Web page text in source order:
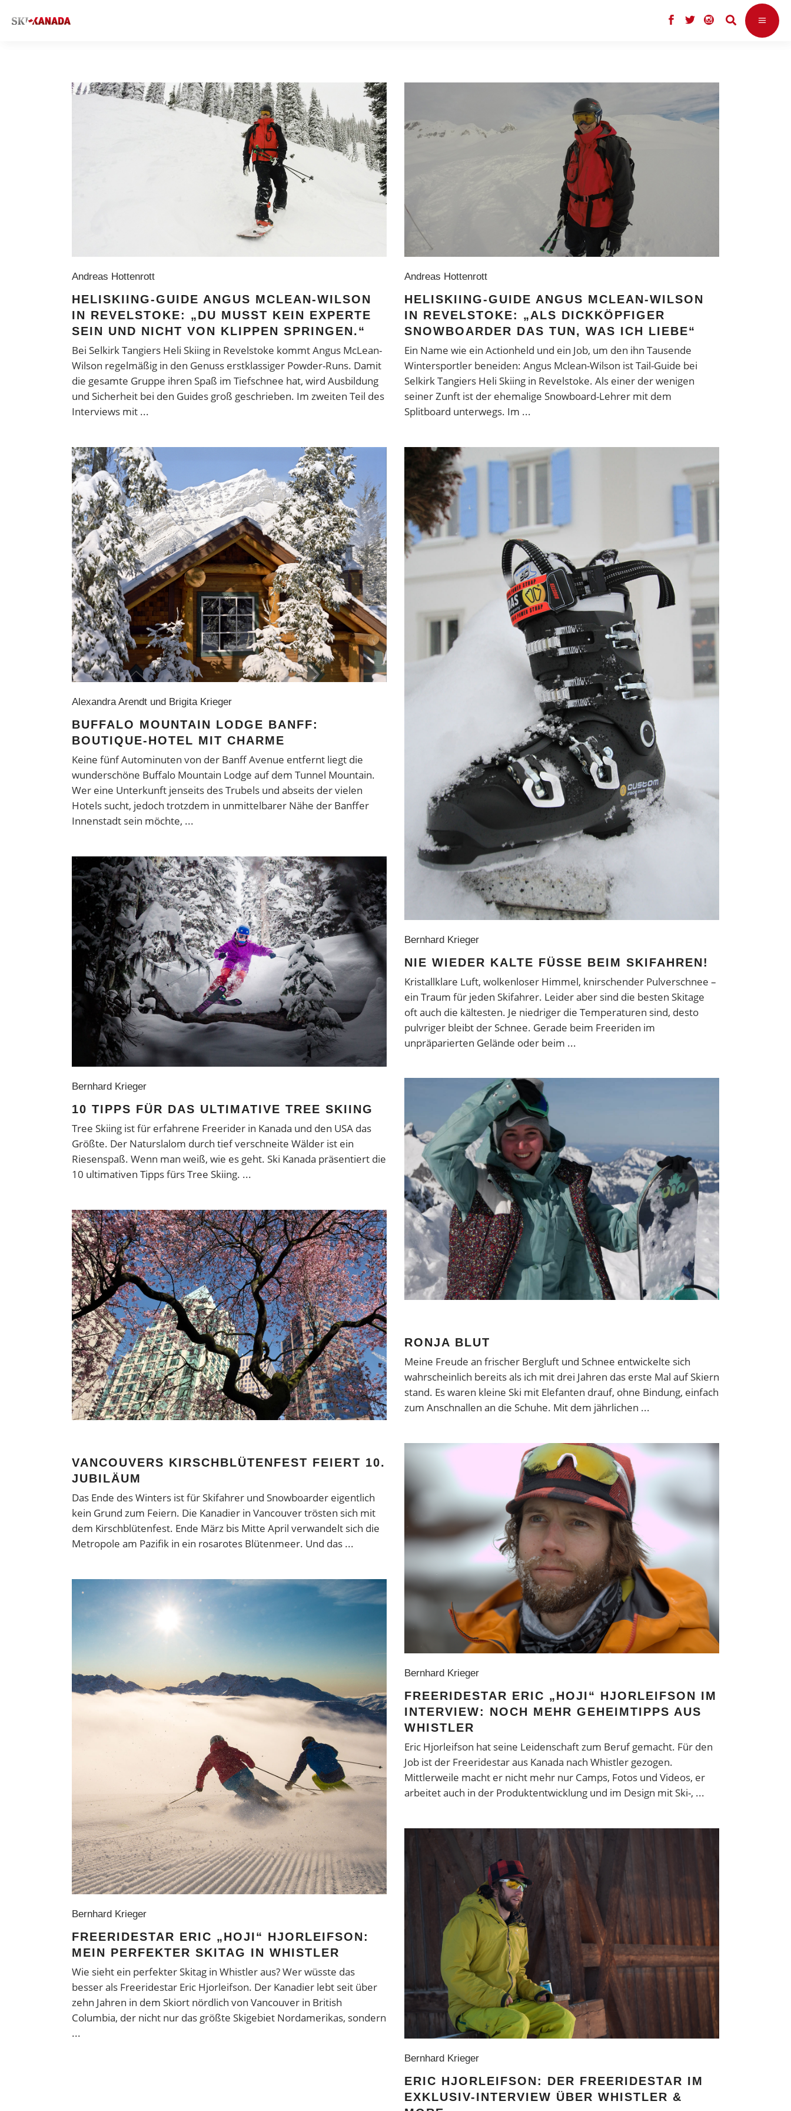
Andreas Hottenrott
HELISKIING-GUIDE ANGUS MCLEAN-WILSON
IN REVELSTOKE: „DU MUSST KEIN EXPERTE
SEIN UND NICHT VON KLIPPEN SPRINGEN.“
Bei Selkirk Tangiers Heli Skiing in Revelstoke kommt Angus McLean-
Wilson regelmäßig in den Genuss erstklassiger Powder-Runs. Damit
die gesamte Gruppe ihren Spaß im Tiefschnee hat, wird Ausbildung
und Sicherheit bei den Guides groß geschrieben. Im zweiten Teil des
Interviews mit
Andreas Hottenrott
HELISKIING-GUIDE ANGUS MCLEAN-WILSON
IN REVELSTOKE: „ALS DICKKÖPFIGER
SNOWBOARDER DAS TUN, WAS ICH LIEBE“
Ein Name wie ein Actionheld und ein Job, um den ihn Tausende
Wintersportler beneiden: Angus Mclean-Wilson ist Tail-Guide bei
Selkirk Tangiers Heli Skiing in Revelstoke. Als einer der wenigen
seiner Zunft ist der ehemalige Snowboard-Lehrer mit dem
Splitboard unterwegs. Im
Alexandra Arendt und Brigita Krieger
BUFFALO MOUNTAIN LODGE BANFF:
BOUTIQUE-HOTEL MIT CHARME
Keine fünf Autominuten von der Banff Avenue entfernt liegt die
wunderschöne Buffalo Mountain Lodge auf dem Tunnel Mountain.
Wer eine Unterkunft jenseits des Trubels und abseits der vielen
Hotels sucht, jedoch trotzdem in unmittelbarer Nähe der Banffer
Innenstadt sein möchte,
Bernhard Krieger
NIE WIEDER KALTE FÜSSE BEIM SKIFAHREN!
Kristallklare Luft, wolkenloser Himmel, knirschender Pulverschnee –
ein Traum für jeden Skifahrer. Leider aber sind die besten Skitage
oft auch die kältesten. Je niedriger die Temperaturen sind, desto
pulvriger bleibt der Schnee. Gerade beim Freeriden im
unpräparierten Gelände oder beim
Bernhard Krieger
10 TIPPS FÜR DAS ULTIMATIVE TREE SKIING
Tree Skiing ist für erfahrene Freerider in Kanada und den USA das
Größte. Der Naturslalom durch tief verschneite Wälder ist ein
Riesenspaß. Wenn man weiß, wie es geht. Ski Kanada präsentiert die
10 ultimativen Tipps fürs Tree Skiing.
RONJA BLUT
Meine Freude an frischer Bergluft und Schnee entwickelte sich
wahrscheinlich bereits als ich mit drei Jahren das erste Mal auf Skiern
stand. Es waren kleine Ski mit Elefanten drauf, ohne Bindung, einfach
zum Anschnallen an die Schuhe. Mit dem jährlichen
VANCOUVERS KIRSCHBLÜTENFEST FEIERT 10.
JUBILÄUM
Das Ende des Winters ist für Skifahrer und Snowboarder eigentlich
kein Grund zum Feiern. Die Kanadier in Vancouver trösten sich mit
dem Kirschblütenfest. Ende März bis Mitte April verwandelt sich die
Metropole am Pazifik in ein rosarotes Blütenmeer. Und das
Bernhard Krieger
FREERIDESTAR ERIC „HOJI“ HJORLEIFSON IM
INTERVIEW: NOCH MEHR GEHEIMTIPPS AUS
WHISTLER
Eric Hjorleifson hat seine Leidenschaft zum Beruf gemacht. Für den
Job ist der Freeridestar aus Kanada nach Whistler gezogen.
Mittlerweile macht er nicht mehr nur Camps, Fotos und Videos, er
arbeitet auch in der Produktentwicklung und im Design mit Ski-,
Bernhard Krieger
FREERIDESTAR ERIC „HOJI“ HJORLEIFSON:
MEIN PERFEKTER SKITAG IN WHISTLER
Wie sieht ein perfekter Skitag in Whistler aus? Wer wüsste das
besser als Freeridestar Eric Hjorleifson. Der Kanadier lebt seit über
zehn Jahren in dem Skiort nördlich von Vancouver in British
Columbia, der nicht nur das größte Skigebiet Nordamerikas, sondern
Bernhard Krieger
ERIC HJORLEIFSON: DER FREERIDESTAR IM
EXKLUSIV-INTERVIEW ÜBER WHISTLER &